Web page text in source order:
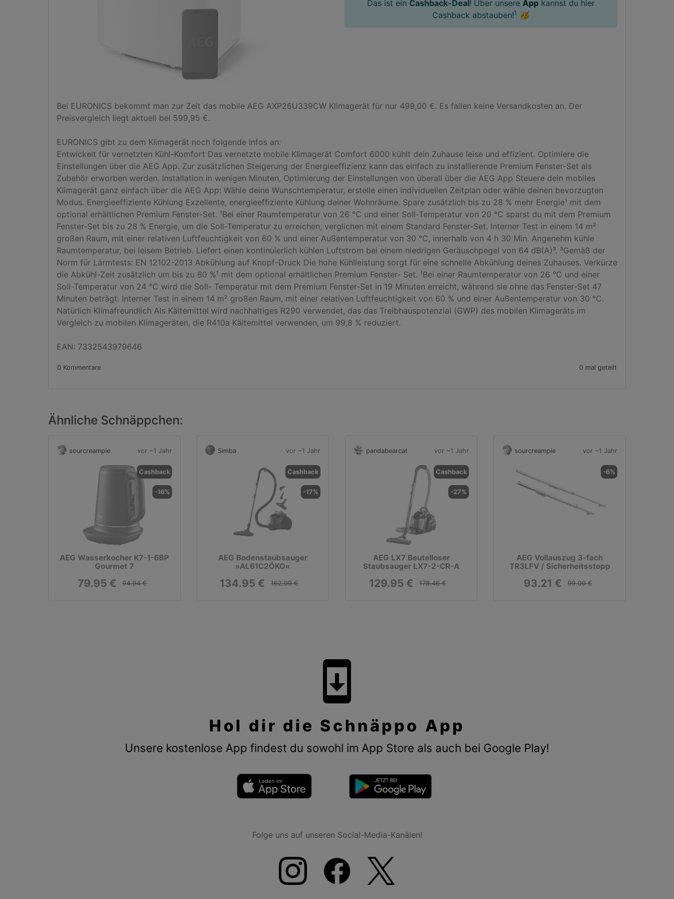
Das ist ein Cashback-Deal! Über unsere App kannst du hier
Cashback abstauben!1 🥳
Bei EURONICS bekommt man zur Zeit das mobile AEG AXP26U339CW Klimagerät für nur 499,00 €. Es fallen keine Versandkosten an. Der
Preisvergleich liegt aktuell bei 599,95 €.
EURONICS gibt zu dem Klimagerät noch folgende Infos an:
Entwickelt für vernetzten Kühl-Komfort Das vernetzte mobile Klimagerät Comfort 6000 kühlt dein Zuhause leise und effizient. Optimiere die
Einstellungen über die AEG App. Zur zusätzlichen Steigerung der Energieeffizienz kann das einfach zu installierende Premium Fenster-Set als
Zubehör erworben werden. Installation in wenigen Minuten, Optimierung der Einstellungen von überall über die AEG App Steuere dein mobiles
Klimagerät ganz einfach über die AEG App: Wähle deine Wunschtemperatur, erstelle einen individuellen Zeitplan oder wähle deinen bevorzugten
Modus. Energieeffiziente Kühlung Exzellente, energieeffiziente Kühlung deiner Wohnräume. Spare zusätzlich bis zu 28 % mehr Energie¹ mit dem
optional erhältlichen Premium Fenster-Set. ¹Bei einer Raumtemperatur von 26 °C und einer Soll-Temperatur von 20 °C sparst du mit dem Premium
Fenster-Set bis zu 28 % Energie, um die Soll-Temperatur zu erreichen, verglichen mit einem Standard Fenster-Set. Interner Test in einem 14 m²
großen Raum, mit einer relativen Luftfeuchtigkeit von 60 % und einer Außentemperatur von 30 °C, innerhalb von 4 h 30 Min. Angenehm kühle
Raumtemperatur, bei leisem Betrieb. Liefert einen kontinuierlich kühlen Luftstrom bei einem niedrigen Geräuschpegel von 64 dB(A)³. ³Gemäß der
Norm für Lärmtests: EN 12102-2013 Abkühlung auf Knopf-Druck Die hohe Kühlleistung sorgt für eine schnelle Abkühlung deines Zuhauses. Verkürze
die Abkühl-Zeit zusätzlich um bis zu 60 %¹ mit dem optional erhältlichen Premium Fenster- Set. ¹Bei einer Raumtemperatur von 26 °C und einer
Soll-Temperatur von 24 °C wird die Soll- Temperatur mit dem Premium Fenster-Set in 19 Minuten erreicht, während sie ohne das Fenster-Set 47
Minuten beträgt. Interner Test in einem 14 m² großen Raum, mit einer relativen Luftfeuchtigkeit von 60 % und einer Außentemperatur von 30 °C.
Natürlich Klimafreundlich Als Kältemittel wird nachhaltiges R290 verwendet, das das Treibhauspotenzial (GWP) des mobilen Klimageräts im
Vergleich zu mobilen Klimageräten, die R410a Kältemittel verwenden, um 99,8 % reduziert.
EAN: 7332543979646
0 Kommentare 0 mal geteilt
Ähnliche Schnäppchen:
sourcreampie vor ~1 Jahr
Cashback
-16%
AEG Wasserkocher K7-1-6BP
Gourmet 7
79.95 € 94.94 €
Simba vor ~1 Jahr
Cashback
-17%
AEG Bodenstaubsauger
»AL61C2ÖKO«
134.95 € 162.99 €
pandabearcat vor ~1 Jahr
Cashback
-27%
AEG LX7 Beutelloser
Staubsauger LX7-2-CR-A
129.95 € 178.46 €
sourcreampie vor ~1 Jahr
-6%
AEG Vollauszug 3-fach
TR3LFV / Sicherheitsstopp
93.21 € 99.00 €
system_update
Hol dir die Schnäppo App
Unsere kostenlose App findest du sowohl im App Store als auch bei Google Play!
Folge uns auf unseren Social-Media-Kanälen!